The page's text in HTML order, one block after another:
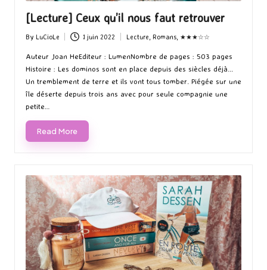
[Lecture] Ceux qu’il nous faut retrouver
Posted
by
By LuCioLe 1 juin 2022
Posted
in
Lecture Romans, ★★★☆☆
Auteur Joan HeEditeur : LumenNombre de pages : 503 pages
Histoire : Les dominos sont en place depuis des siècles déjà...
Un tremblement de terre et ils vont tous tomber. Piégée sur une
île déserte depuis trois ans avec pour seule compagnie une
petite…
Read More